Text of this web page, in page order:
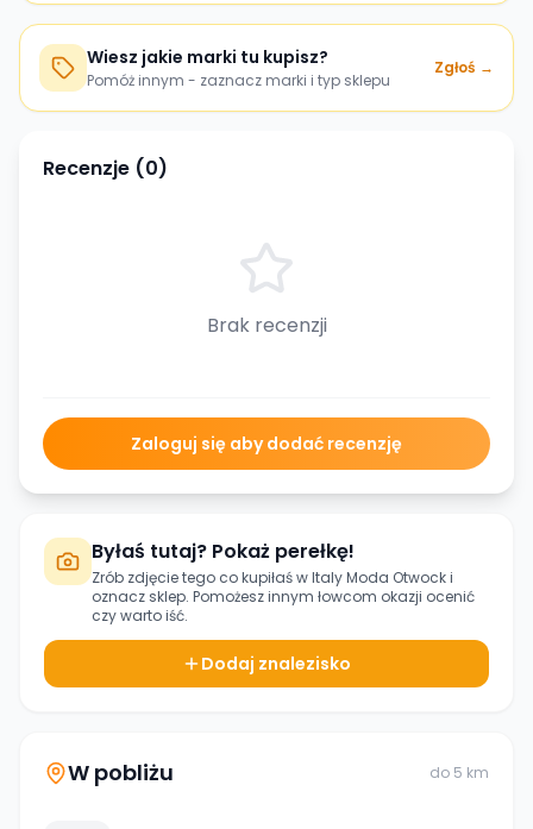
Wiesz jakie marki tu kupisz?
Pomóż innym - zaznacz marki i typ sklepu
Zgłoś →
Recenzje (0)
Brak recenzji
Zaloguj się aby dodać recenzję
Byłaś tutaj? Pokaż perełkę!
Zrób zdjęcie tego co kupiłaś wItaly Moda Otwocki
oznacz sklep. Pomożesz innym łowcom okazji ocenić
czy warto iść.
Dodaj znalezisko
W pobliżu do 5 km